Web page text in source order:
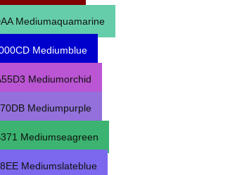
Mediumaquamarine
Mediumblue
Mediumorchid
Mediumpurple
Mediumseagreen
Mediumslateblue